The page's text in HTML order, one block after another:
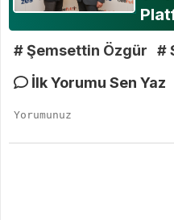
# Şemsettin Özgür
#
İlk Yorumu Sen Yaz